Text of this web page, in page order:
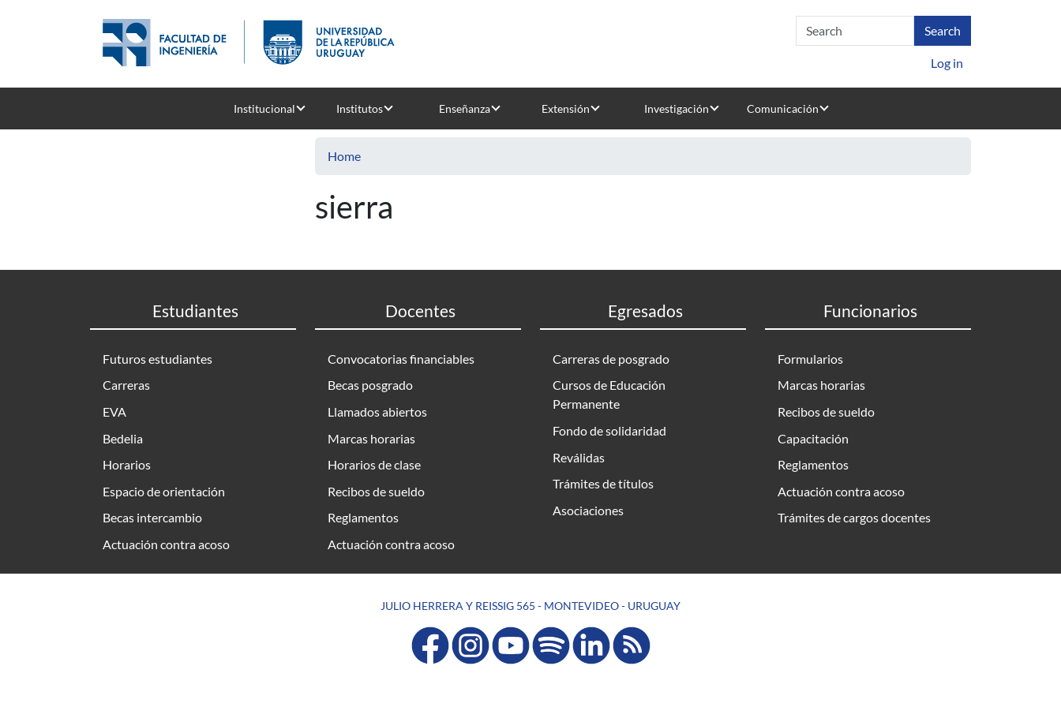
Log in
Institucional Institutos Enseñanza Extensión Investigación Comunicación
Home
sierra
Estudiantes
Futuros estudiantes
Carreras
EVA
Bedelia
Horarios
Espacio de orientación
Becas intercambio
Actuación contra acoso
Docentes
Convocatorias financiables
Becas posgrado
Llamados abiertos
Marcas horarias
Horarios de clase
Recibos de sueldo
Reglamentos
Actuación contra acoso
Egresados
Carreras de posgrado
Cursos de Educación
Permanente
Fondo de solidaridad
Reválidas
Trámites de títulos
Asociaciones
Funcionarios
Formularios
Marcas horarias
Recibos de sueldo
Capacitación
Reglamentos
Actuación contra acoso
Trámites de cargos docentes
JULIO HERRERA Y REISSIG 565 - MONTEVIDEO - URUGUAY